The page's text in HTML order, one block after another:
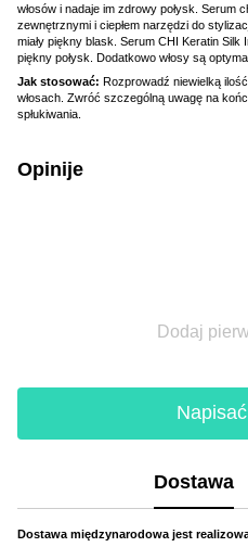
włosów i nadaje im zdrowy połysk. Serum
zewnętrznymi i ciepłem narzędzi do
miały piękny blask. Serum CHI Keratin Silk
piękny połysk. Dodatkowo włosy są
Jak stosować: Rozprowadź niewielką
włosach. Zwróć szczególną uwagę na
spłukiwania.
Opinije
Dodaj
Dostawa
Dostawa międzynarodowa jest